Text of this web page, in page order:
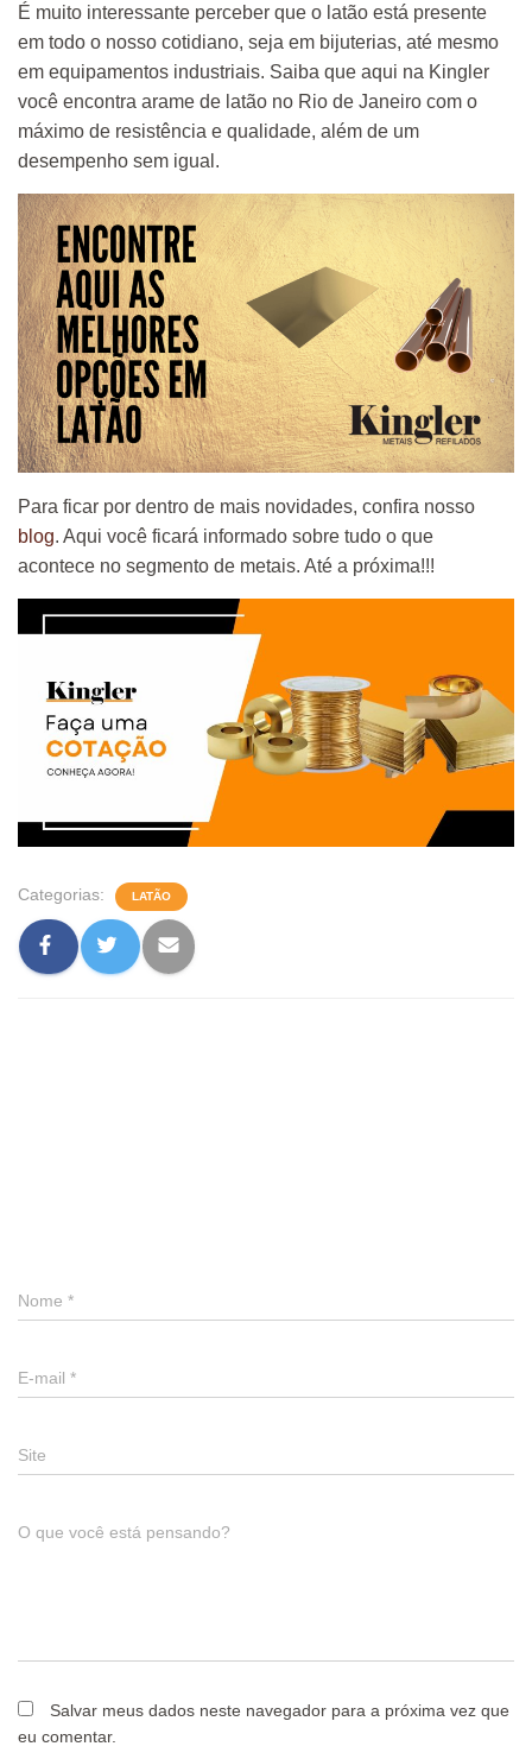
É muito interessante perceber que o latão está presente
em todo o nosso cotidiano, seja em bijuterias, até mesmo
em equipamentos industriais. Saiba que aqui na Kingler
você encontra arame de latão no Rio de Janeiro com o
máximo de resistência e qualidade, além de um
desempenho sem igual.
Para ficar por dentro de mais novidades, confira nosso
blog. Aqui você ficará informado sobre tudo o que
acontece no segmento de metais. Até a próxima!!!
Categorias: LATÃO
Nome *
E-mail *
Site
O que você está pensando?
Salvar meus dados neste navegador para a próxima vez que
eu comentar.